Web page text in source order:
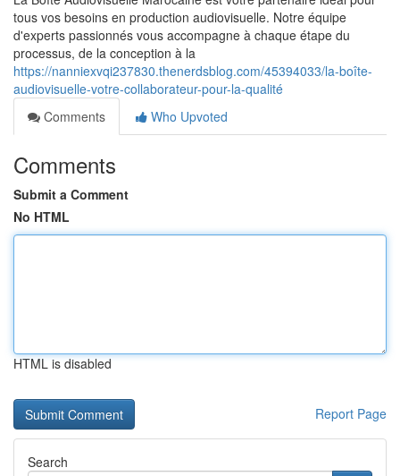
tous vos besoins en production audiovisuelle. Notre équipe
d'experts passionnés vous accompagne à chaque étape du
processus, de la conception à la
https://nanniexvqi237830.thenerdsblog.com/45394033/la-boîte-
audiovisuelle-votre-collaborateur-pour-la-qualité
Comments
Who Upvoted
Comments
Submit a Comment
No HTML
HTML is disabled
Report Page
Search